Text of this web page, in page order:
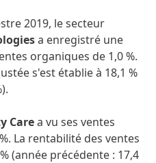
2019, le secteur
a enregistré une
organiques de 1,0 %.
s'est établie à 18,1 %
Carea vu ses ventes
La rentabilité des ventes
(année précédente : 17,4